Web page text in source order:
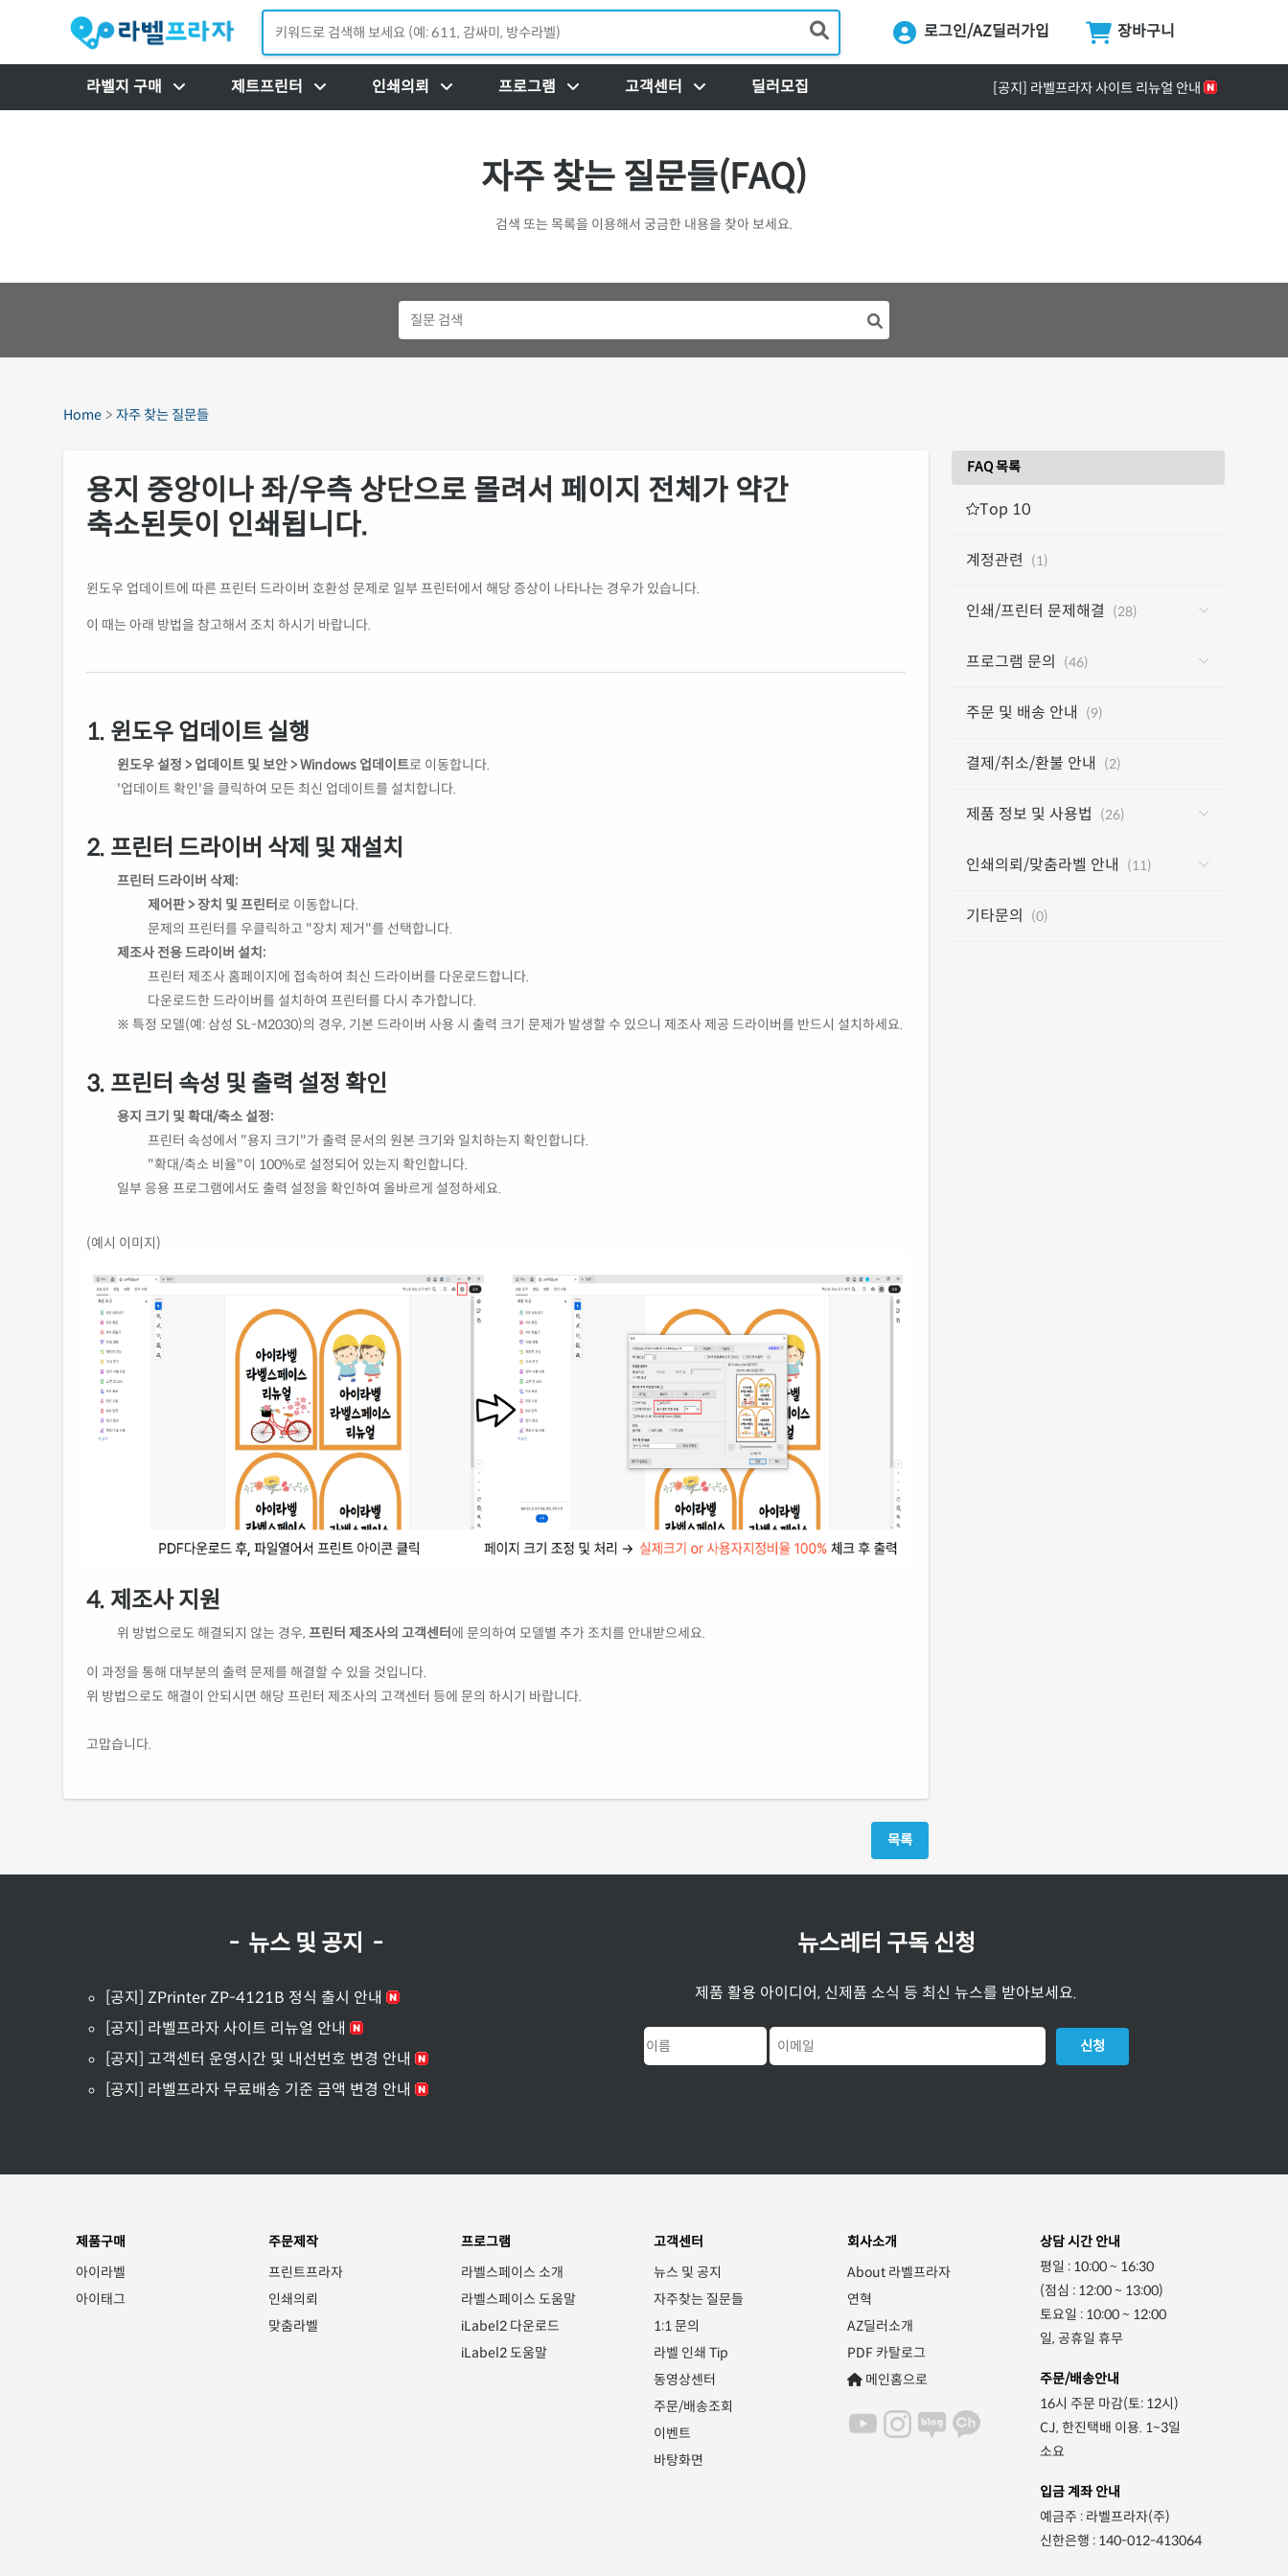
Loading...
로그인/AZ딜러가입 장바구니
라벨지 구매 제트프린터 인쇄의뢰 프로그램 고객센터 딜러모집
[공지] 라벨프라자 사이트 리뉴얼 안내
자주 찾는 질문들(FAQ)
검색 또는 목록을 이용해서 궁금한 내용을 찾아 보세요.
Home 자주 찾는 질문들
용지 중앙이나 좌/우측 상단으로 몰려서 페이지 전체가 약간
축소된듯이 인쇄됩니다.
윈도우 업데이트에 따른 프린터 드라이버 호환성 문제로 일부 프린터에서 해당 증상이 나타나는 경우가 있습니다.
이 때는 아래 방법을 참고해서 조치 하시기 바랍니다.
1. 윈도우 업데이트 실행
윈도우 설정 > 업데이트 및 보안 > Windows 업데이트로 이동합니다.
'업데이트 확인'을 클릭하여 모든 최신 업데이트를 설치합니다.
2. 프린터 드라이버 삭제 및 재설치
프린터 드라이버 삭제:
제어판 > 장치 및 프린터 로 이동합니다.
문제의 프린터를 우클릭하고 "장치 제거"를 선택합니다.
제조사 전용 드라이버 설치:
프린터 제조사 홈페이지에 접속하여 최신 드라이버를 다운로드합니다.
다운로드한 드라이버를 설치하여 프린터를 다시 추가합니다.
※ 특정 모델(예: 삼성 SL-M2030)의 경우, 기본 드라이버 사용 시 출력 크기 문제가 발생할 수 있으니 제조사 제공 드라이버를 반드시 설치하세요.
3. 프린터 속성 및 출력 설정 확인
용지 크기 및 확대/축소 설정:
프린터 속성에서 "용지 크기"가 출력 문서의 원본 크기와 일치하는지 확인합니다.
"확대/축소 비율"이 100%로 설정되어 있는지 확인합니다.
일부 응용 프로그램에서도 출력 설정을 확인하여 올바르게 설정하세요.
(예시 이미지)
4. 제조사 지원
위 방법으로도 해결되지 않는 경우, 프린터 제조사의 고객센터 에 문의하여 모델별 추가 조치를 안내받으세요.
이 과정을 통해 대부분의 출력 문제를 해결할 수 있을 것입니다.
위 방법으로도 해결이 안되시면 해당 프린터 제조사의 고객센터 등에 문의 하시기 바랍니다.
고맙습니다.
목록
FAQ 목록
Top 10
계정관련 (1)
인쇄/프린터 문제해결 (28)
프로그램 문의 (46)
주문 및 배송 안내 (9)
결제/취소/환불 안내 (2)
제품 정보 및 사용법 (26)
인쇄의뢰/맞춤라벨 안내 (11)
기타문의 (0)
- 뉴스 및 공지 -
[공지] ZPrinter ZP-4121B 정식 출시 안내
[공지] 라벨프라자 사이트 리뉴얼 안내
[공지] 고객센터 운영시간 및 내선번호 변경 안내
[공지] 라벨프라자 무료배송 기준 금액 변경 안내
뉴스레터 구독 신청
제품 활용 아이디어, 신제품 소식 등 최신 뉴스를 받아보세요.
신청
제품구매
아이라벨
아이태그
주문제작
프린트프라자
인쇄의뢰
맞춤라벨
프로그램
라벨스페이스 소개
라벨스페이스 도움말
iLabel2 다운로드
iLabel2 도움말
고객센터
뉴스 및 공지
자주찾는 질문들
1:1 문의
라벨 인쇄 Tip
동영상센터
주문/배송조회
이벤트
바탕화면
회사소개
About 라벨프라자
연혁
AZ딜러소개
PDF 카탈로그
메인홈으로
상담 시간 안내
평일 : 10:00 ~ 16:30
(점심 : 12:00 ~ 13:00)
토요일 : 10:00 ~ 12:00
일, 공휴일 휴무
주문/배송안내
16시 주문 마감(토: 12시)
CJ, 한진택배 이용. 1~3일
소요
입금 계좌 안내
예금주 : 라벨프라자(주)
신한은행 : 140-012-413064